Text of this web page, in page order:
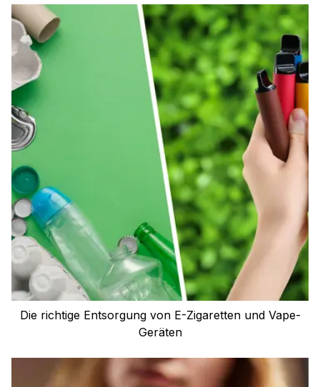
Die richtige Entsorgung von E-Zigaretten und Vape-
Geräten